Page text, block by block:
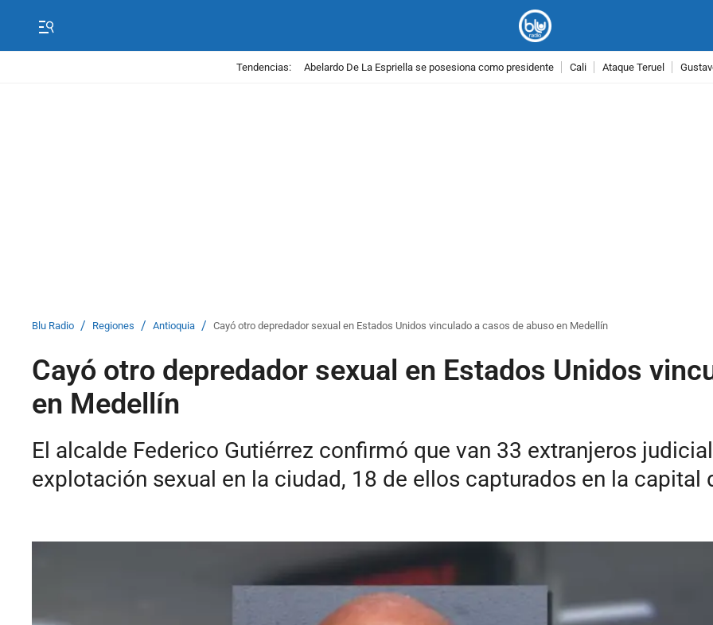
Tendencias: Abelardo De La Espriella se posesiona como presidente Cali Ataque Teruel
Blu Radio / Regiones / Antioquia / Cayó otro depredador sexual en Estados Unidos vinculado a casos de abuso en Medellín
Cayó otro depredador sexual en Estados Unidos
en Medellín
El alcalde Federico Gutiérrez confirmó que van 33 extranjeros
explotación sexual en la ciudad, 18 de ellos capturados en la capital